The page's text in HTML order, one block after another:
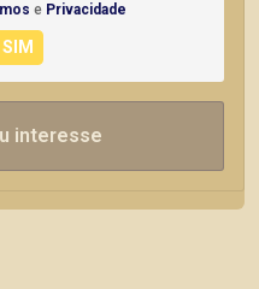
e Privacidade
interesse